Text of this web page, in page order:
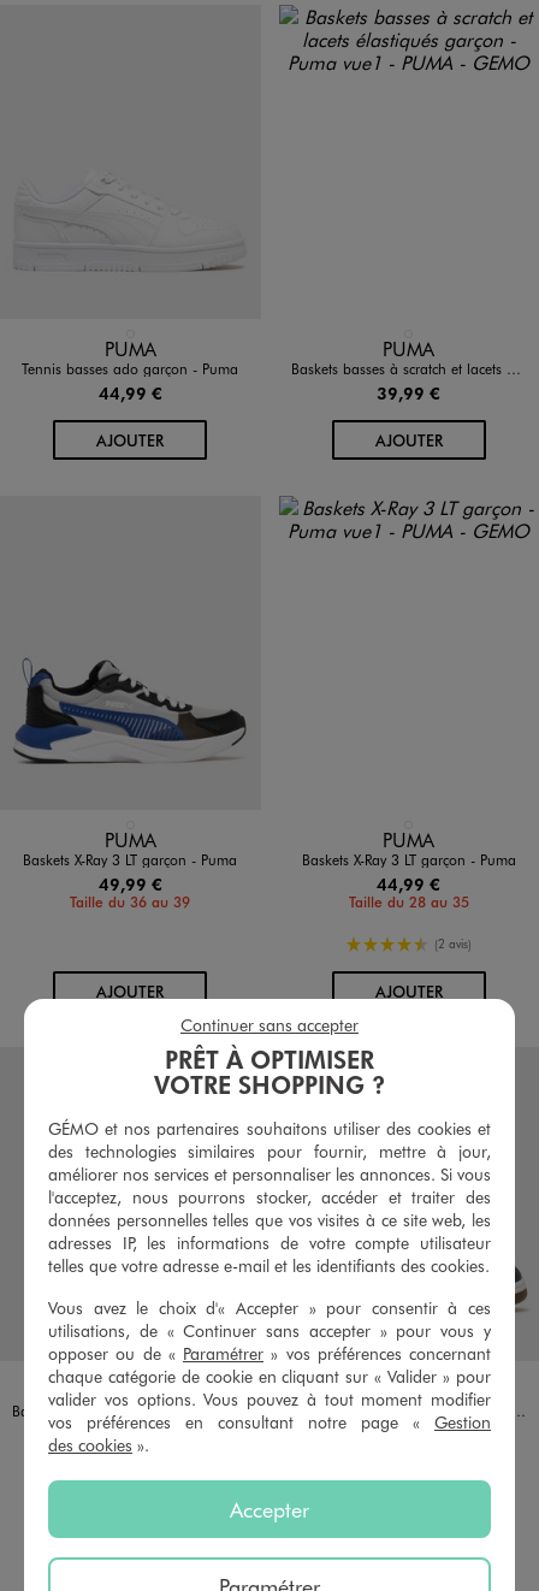
Disponible en 1 coloris
PUMA
Tennis basses ado garçon - Puma
44,99 €
AJOUTERAU PANIER
Disponible en 1 coloris
PUMA
Baskets basses à scratch et lacets élastiqués garçon - Puma
39,99 €
AJOUTERAU PANIER
Disponible en 1 coloris
PUMA
Baskets X-Ray 3 LT garçon - Puma
49,99 €
Taille du 36 au 39
AJOUTERAU PANIER
Disponible en 1 coloris
PUMA
Baskets X-Ray 3 LT garçon - Puma
44,99 €
Taille du 28 au 35
4.5/5 de moyenne
(2 avis)
AJOUTERAU PANIER
Disponible en 1 coloris
BLEU FONCE
PUMA
Baskets FlexFocus Sliptech garçon - Puma
29,99 €
Taille du 24 au 27
AJOUTERAU PANIER
Disponible en 1 coloris
GRIS
PUMA
Baskets Rebound V6 low garçon - Puma
49,99 €
5/5 de moyenne
AJOUTERAU PANIER
PRÊT À OPTIMISER
VOTRE SHOPPING ?
GÉMO et nos partenaires souhaitons utiliser des cookies et
des technologies similaires pour fournir, mettre à jour,
améliorer nos services et personnaliser les annonces. Si vous
l'acceptez, nous pourrons stocker, accéder et traiter des
données personnelles telles que vos visites à ce site web, les
adresses IP, les informations de votre compte utilisateur
telles que votre adresse e-mail et les identifiants des cookies.
Vous avez le choix d'« Accepter » pour consentir à ces
utilisations, de « Continuer sans accepter » pour vous y
opposer ou de « Paramétrer » vos préférences concernant
chaque catégorie de cookie en cliquant sur « Valider » pour
valider vos options. Vous pouvez à tout moment modifier
vos préférences en consultant notre page « Gestion
des cookies ».
Accepter
Continuer sans accepter